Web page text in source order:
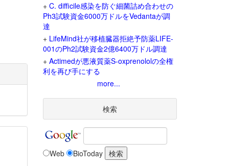
+ C. difficile感染を防ぐ細菌詰め合わせの
Ph3試験資金6000万ドルをVedantaが調
達
+ LifeMind社が移植臓器拒絶予防薬LIFE-
001のPh2試験資金2億6400万ドル調達
+ Actimedが悪液質薬S-oxprenololの全権
利を再び手にする
more...
検索
Web BioToday